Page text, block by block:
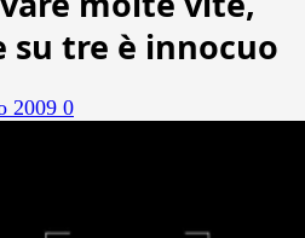
tre è innocuo
2009 0